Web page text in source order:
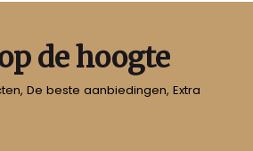
de hoogte
De beste aanbiedingen, Extra